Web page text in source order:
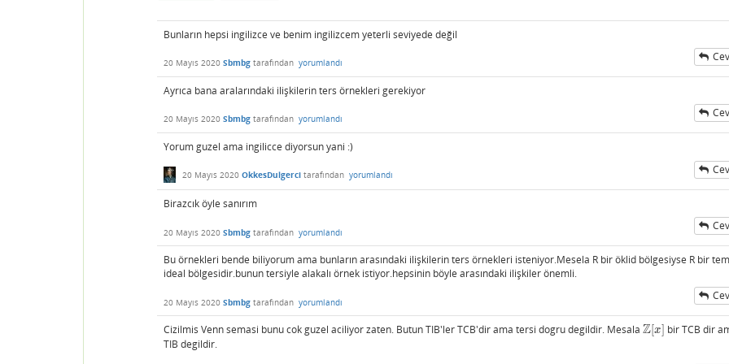
Bunların hepsi ingilizce ve benim ingilizcem yeterli seviyede değil
20 Mayıs 2020 Sbmbg tarafından yorumlandı
Ayrıca bana aralarındaki ilişkilerin ters örnekleri gerekiyor
20 Mayıs 2020 Sbmbg tarafından yorumlandı
Yorum guzel ama ingilicce diyorsun yani :)
20 Mayıs 2020 OkkesDulgerci tarafından yorumlandı
Birazcık öyle sanırım
20 Mayıs 2020 Sbmbg tarafından yorumlandı
Bu örnekleri bende biliyorum ama bunların arasındaki ilişkilerin ters örnekleri isteniyor.Mesela R bir öklid bölgesiyse R bir
ideal bölgesidir.bunun tersiyle alakalı örnek istiyor.hepsinin böyle arasındaki ilişkiler önemli.
20 Mayıs 2020 Sbmbg tarafından yorumlandı
Cizilmis Venn semasi bunu cok guzel aciliyor zaten. Butun TIB'ler TCB'dir ama tersi dogru degildir. Mesala Z[x]
Z[ x] bir TCB dir
TIB degildir.